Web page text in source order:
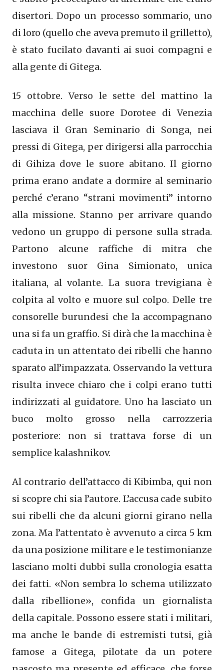
disertori. Dopo un processo sommario, uno
di loro (quello che aveva premuto il grilletto),
è stato fucilato davanti ai suoi compagni e
alla gente di Gitega.
15 ottobre. Verso le sette del mattino la
macchina delle suore Dorotee di Venezia
lasciava il Gran Seminario di Songa, nei
pressi di Gitega, per dirigersi alla parrocchia
di Gihiza dove le suore abitano. Il giorno
prima erano andate a dormire al seminario
perché c’erano “strani movimenti” intorno
alla missione. Stanno per arrivare quando
vedono un gruppo di persone sulla strada.
Partono alcune raffiche di mitra che
investono suor Gina Simionato, unica
italiana, al volante. La suora trevigiana è
colpita al volto e muore sul colpo. Delle tre
consorelle burundesi che la accompagnano
una si fa un graffio. Si dirà che la macchina è
caduta in un attentato dei ribelli che hanno
sparato all’impazzata. Osservando la vettura
risulta invece chiaro che i colpi erano tutti
indirizzati al guidatore. Uno ha lasciato un
buco molto grosso nella carrozzeria
posteriore: non si trattava forse di un
semplice kalashnikov.
Al contrario dell’attacco di Kibimba, qui non
si scopre chi sia l’autore. L’accusa cade subito
sui ribelli che da alcuni giorni girano nella
zona. Ma l’attentato è avvenuto a circa 5 km
da una posizione militare e le testimonianze
lasciano molti dubbi sulla cronologia esatta
dei fatti. «Non sembra lo schema utilizzato
dalla ribellione», confida un giornalista
della capitale. Possono essere stati i militari,
ma anche le bande di estremisti tutsi, già
famose a Gitega, pilotate da un potere